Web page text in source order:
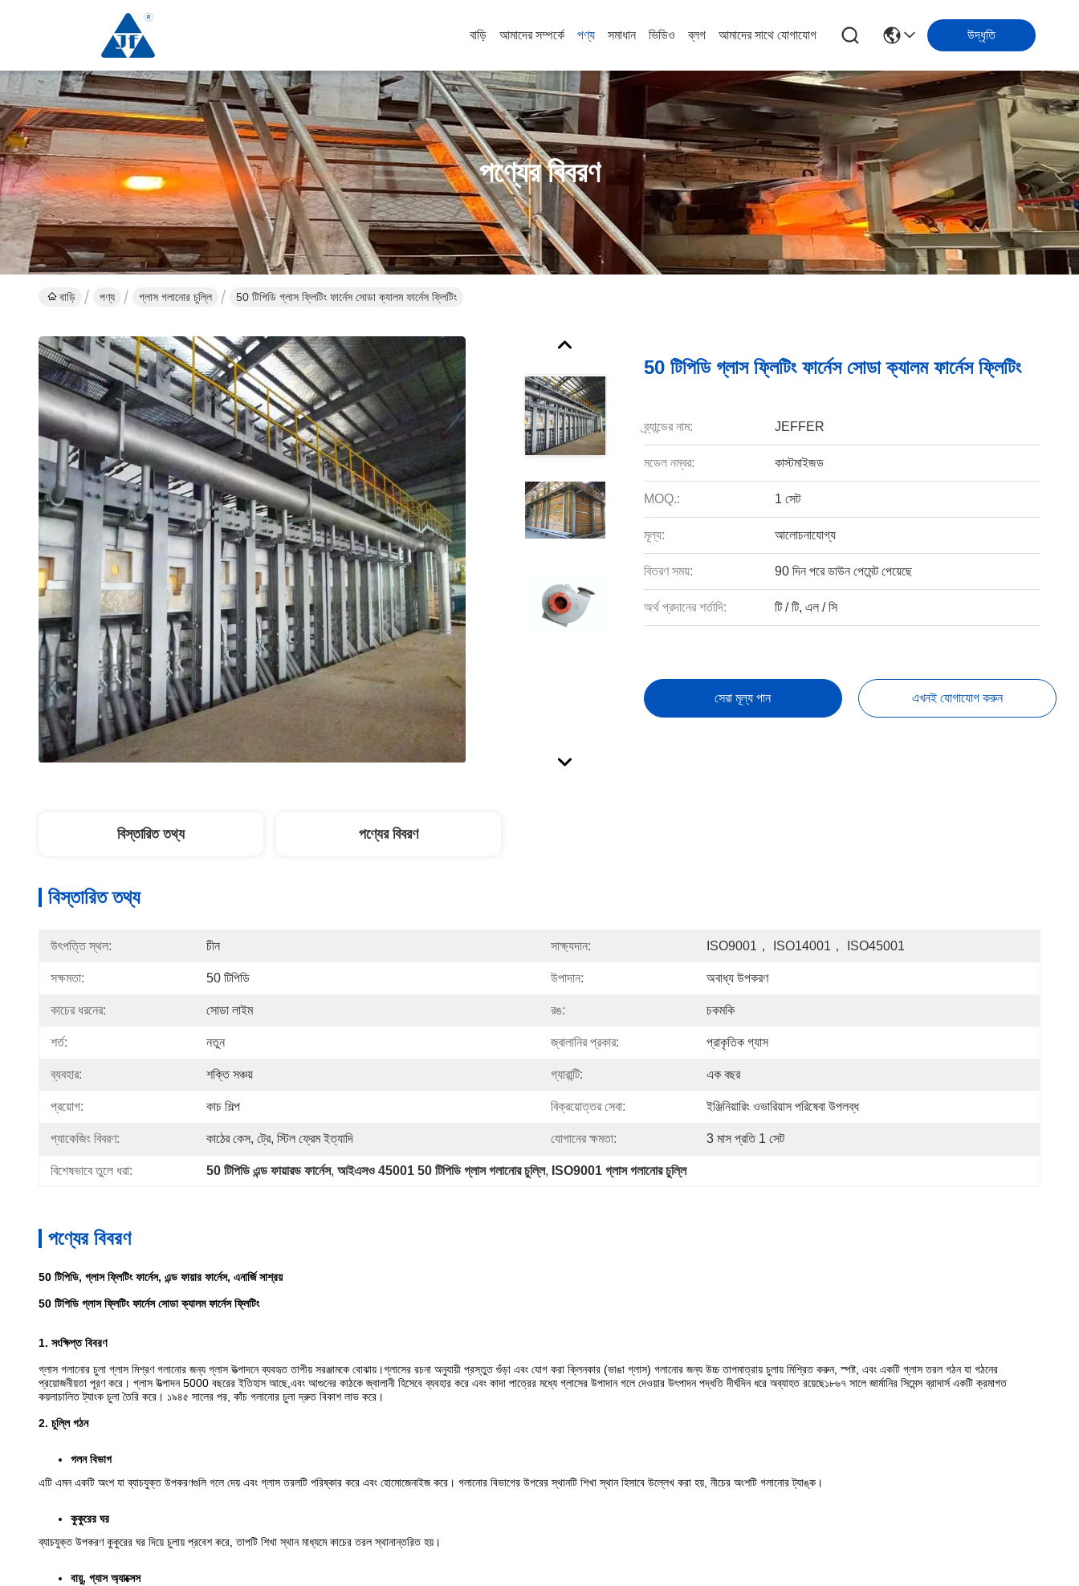
বাড়ি আমাদের সম্পর্কে পণ্য সমাধান ভিডিও ব্লগ আমাদের সাথে যোগাযোগ উদ্ধৃতি
পণ্যের বিবরণ
বাড়ি পণ্য গ্লাস গলানোর চুল্লি 50 টিপিডি গ্লাস ফ্লিটিং ফার্নেস সোডা ক্যালম ফার্নেস ফ্লিটিং
50 টিপিডি গ্লাস ফ্লিটিং ফার্নেস সোডা ক্যালম ফার্নেস ফ্লিটিং
ব্র্যান্ডের নাম: JEFFER
মডেল নম্বর: কাস্টমাইজড
MOQ.: 1 সেট
মূল্য: আলোচনাযোগ্য
বিতরণ সময়: 90 দিন পরে ডাউন পেমেন্ট পেয়েছে
অর্থ প্রদানের শর্তাদি: টি / টি, এল / সি
সেরা মূল্য পান এখনই যোগাযোগ করুন
বিস্তারিত তথ্য পণ্যের বিবরণ
বিস্তারিত তথ্য
উৎপত্তি স্থল: চীন সাক্ষ্যদান: ISO9001， ISO14001， ISO45001
সক্ষমতা: 50 টিপিডি উপাদান: অবাধ্য উপকরণ
কাচের ধরনের: সোডা লাইম রঙ: চকমকি
শর্ত: নতুন জ্বালানির প্রকার: প্রাকৃতিক গ্যাস
ব্যবহার: শক্তি সঞ্চয় গ্যারান্টি: এক বছর
প্রয়োগ: কাচ শিল্প বিক্রয়োত্তর সেবা: ইঞ্জিনিয়ারিং ওভারিয়াস পরিষেবা উপলব্ধ
প্যাকেজিং বিবরণ: কাঠের কেস, ট্রে, স্টিল ফ্রেম ইত্যাদি যোগানের ক্ষমতা: 3 মাস প্রতি 1 সেট
বিশেষভাবে তুলে ধরা: 50 টিপিডি এন্ড ফায়ারড ফার্নেস, আইএসও 45001 50 টিপিডি গ্লাস গলানোর চুল্লি, ISO9001 গ্লাস গলানোর চুল্লি
পণ্যের বিবরণ
50 টিপিডি, গ্লাস ফ্লিটিং ফার্নেস, এন্ড ফায়ার ফার্নেস, এনার্জি সাশ্রয়
50 টিপিডি গ্লাস ফ্লিটিং ফার্নেস সোডা ক্যালম ফার্নেস ফ্লিটিং
1. সংক্ষিপ্ত বিবরণ
গ্লাস গলানোর চুলা গ্লাস মিশ্রণ গলানোর জন্য গ্লাস উত্পাদনে ব্যবহৃত তাপীয় সরঞ্জামকে বোঝায়।গ্লাসের রচনা অনুযায়ী প্রস্তুত গুঁড়া এবং যোগ করা ক্লিনকার (ভাঙা গ্লাস) গলানোর জন্য উচ্চ তাপমাত্রায় চুলায় মিশ্রিত করুন, স্পষ্ট, এবং একটি গ্লাস তরল গঠন যা গঠনের
প্রয়োজনীয়তা পূরণ করে। গ্লাস উত্পাদন 5000 বছরের ইতিহাস আছে,এবং আগুনের কাঠকে জ্বালানী হিসেবে ব্যবহার করে এবং কাদা পাত্রের মধ্যে গ্লাসের উপাদান গলে দেওয়ার উৎপাদন পদ্ধতি দীর্ঘদিন ধরে অব্যাহত রয়েছে১৮৬৭ সালে জার্মানির সিমেন্স ব্রাদার্স একটি ক্রমাগত
কয়লাচালিত ট্যাংক চুলা তৈরি করে। ১৯৪৫ সালের পর, কাঁচ গলানোর চুলা দ্রুত বিকাশ লাভ করে।
2. চুল্লি গঠন
গলন বিভাগ
এটি এমন একটি অংশ যা ব্যাচযুক্ত উপকরণগুলি গলে দেয় এবং গ্লাস তরলটি পরিষ্কার করে এবং হোমোজেনাইজ করে। গলানোর বিভাগের উপরের স্থানটি শিখা স্থান হিসাবে উল্লেখ করা হয়, নীচের অংশটি গলানোর ট্যাঙ্ক।
কুকুরের ঘর
ব্যাচযুক্ত উপকরণ কুকুরের ঘর দিয়ে চুলায় প্রবেশ করে, তাপটি শিখা স্থান মাধ্যমে কাচের তরল স্থানান্তরিত হয়।
বায়ু, গ্যাস অ্যাক্সেস